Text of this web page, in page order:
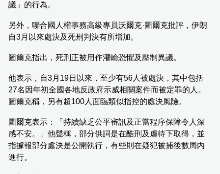
議」的行為。
另外，聯合國人權事務高級專員沃爾克·圖爾克批評，伊朗
自3月以來處決及死刑判決有所增加。
圖爾克指出，死刑正被用作灌輸恐懼及壓制異議。
他表示，自3月19日以來，至少有56人被處決，其中包括
27名因年初全國各地反政府示威相關案件而被定罪的人。
圖爾克稱，另有超100人面臨類似指控的處決風險。
圖爾克表示：「持續缺乏公平審訊及正當程序保障令人深
感不安。」他聲稱，部分供詞是在酷刑及虐待下取得，並
指據報部分處決是公開執行，有些則在疑犯被捕後數周內
進行。